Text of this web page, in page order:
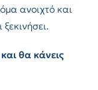
ανοιχτό και
θα κάνεις